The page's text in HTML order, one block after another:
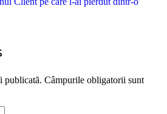
publicată. Câmpurile obligatorii sunt